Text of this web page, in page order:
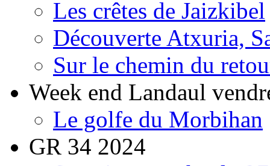
Les crêtes de Jaizkibel
Découverte Atxuria,
Sur le chemin du
Week end Landaul
Le golfe du Morbihan
GR 34 2024